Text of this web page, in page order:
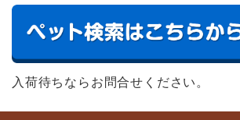
入荷待ちならお問合せください。